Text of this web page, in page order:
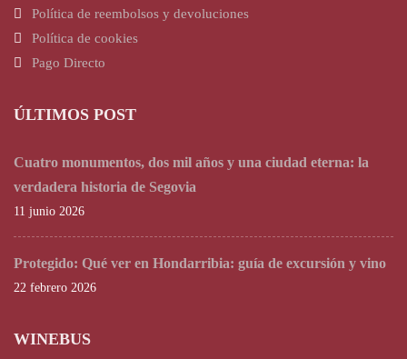
Política de reembolsos y devoluciones
Política de cookies
Pago Directo
ÚLTIMOS POST
Cuatro monumentos, dos mil años y una ciudad eterna: la
verdadera historia de Segovia
11 junio 2026
Protegido: Qué ver en Hondarribia: guía de excursión y vino
22 febrero 2026
WINEBUS